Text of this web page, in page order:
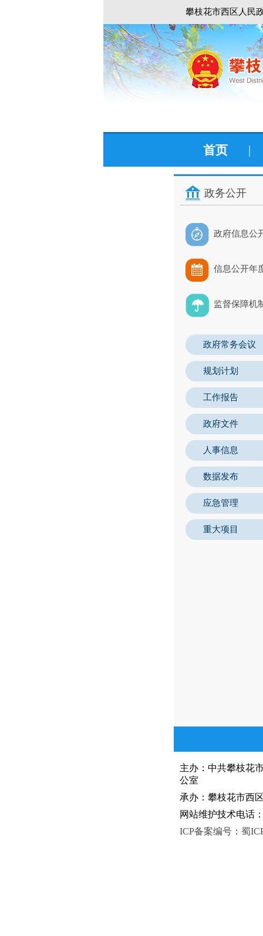
攀枝花市西区人民
首页 |
政务公开
政府信息公
信息公开年
监督保障机
政府常务会议
规划计划
工作报告
政府文件
人事信息
数据发布
应急管理
重大项目
主办：中共攀枝
公室
承办：攀枝花市西
网站维护技术电话
ICP备案编号：蜀